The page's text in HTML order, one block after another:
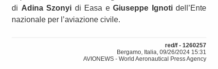
di Adina Szonyi di Easa e Giuseppe Ignotidell’Ente
nazionale per l’aviazione civile.
red/f - 1260257
Bergamo, Italia, 09/26/2024 15:31
AVIONEWS - World Aeronautical Press Agency